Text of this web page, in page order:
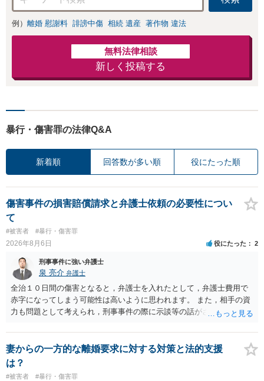
例） 離婚 慰謝料 誹謗中傷 相続 遺産 著作物 違法
無料法律相談
新しく投稿する
暴行・傷害罪の法律Q&A
新着順 回答数が多い順 役にたった順
傷害事件の損害賠償請求と弁護士依頼の必要性につい
て
#被害者 #暴行・傷害罪
2026年8月6日 役にたった 2
刑事事件に強い弁護士
泉 亮介 弁護士
全治１０日間の傷害となると，弁護士を入れたとして，弁護士費用で
赤字になってしまう可能性は高いように思われます。 また，相手の資
力も問題として考えられ，刑事事件の際に示談等の話がされなかった
う。
妻からの一方的な離婚要求に対する対策と法的支援
は？
#被害者 #暴行・傷害罪